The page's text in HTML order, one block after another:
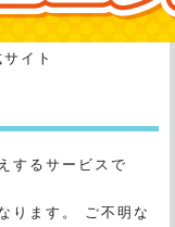
イト
するサービスで
ります。 ご不明な